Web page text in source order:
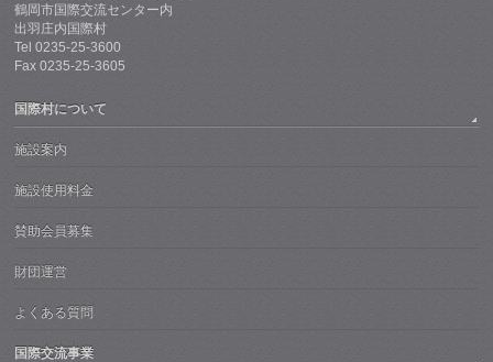
鶴岡市国際交流センター内
出羽庄内国際村
Tel 0235-25-3600
Fax 0235-25-3605
国際村について
施設案内
施設使用料金
賛助会員募集
財団運営
よくある質問
国際交流事業